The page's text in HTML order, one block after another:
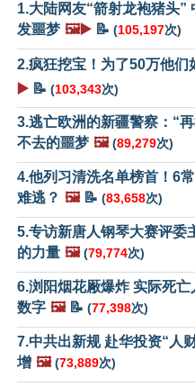
1.大陆网友“箭射龙袍猪头”
发噩梦 🖼️▶️ 📝 (105,197次)
2.疯狂挖宝！为了50万他们
▶️ 📝 (103,343次)
3.逃亡欧洲的新疆警察：“
不去的噩梦 🖼️ (89,279次)
4.他列习清洗名单榜首！6
难逃？ 🖼️📝 (83,658次)
5.专访新唐人钢琴大赛评委
的力量 🖼️ (79,774次)
6.浏阳烟花厰爆炸 实际死
数字 🖼️📝 (77,398次)
7.中共出新规 赴华投资“人
增 🖼️ (73,889次)